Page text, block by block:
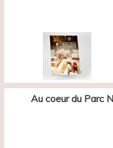
Au coeur du Parc